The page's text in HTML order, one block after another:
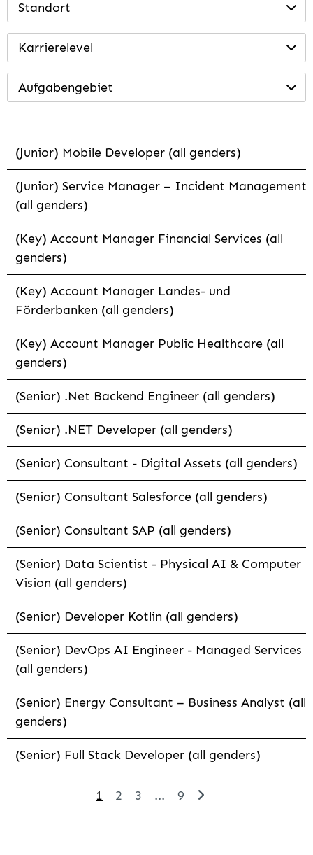
Standort
Karrierelevel
Aufgabengebiet
(Junior) Mobile Developer (all genders)
(Junior) Service Manager – Incident Management
(all genders)
(Key) Account Manager Financial Services (all
genders)
(Key) Account Manager Landes- und
Förderbanken (all genders)
(Key) Account Manager Public Healthcare (all
genders)
(Senior) .Net Backend Engineer (all genders)
(Senior) .NET Developer (all genders)
(Senior) Consultant - Digital Assets (all genders)
(Senior) Consultant Salesforce (all genders)
(Senior) Consultant SAP (all genders)
(Senior) Data Scientist - Physical AI & Computer
Vision (all genders)
(Senior) Developer Kotlin (all genders)
(Senior) DevOps AI Engineer - Managed Services
(all genders)
(Senior) Energy Consultant – Business Analyst (all
genders)
(Senior) Full Stack Developer (all genders)
1 2 3 ... 9